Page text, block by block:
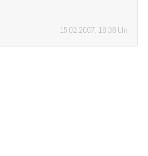
15.02.2007, 18:38 Uhr